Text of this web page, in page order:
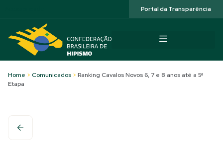
Portal da Transparência
Home > Comunicados > Ranking Cavalos Novos 6, 7 e 8 anos até a 5ª
Etapa